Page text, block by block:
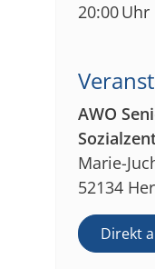
20:00 Uhr
AWO
Marie-
52134
Direkt